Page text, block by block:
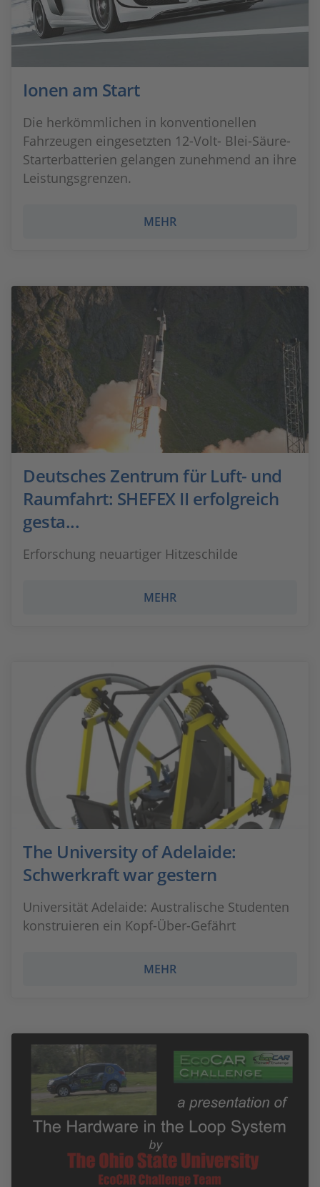
Ionen am Start
Die herkömmlichen in konventionellen
Fahrzeugen eingesetzten 12-Volt- Blei-Säure-
Starterbatterien gelangen zunehmend an ihre
Leistungsgrenzen.
MEHR
Deutsches Zentrum für Luft- und
Raumfahrt: SHEFEX II erfolgreich
gesta...
Erforschung neuartiger Hitzeschilde
MEHR
The University of Adelaide:
Schwerkraft war gestern
Universität Adelaide: Australische Studenten
konstruieren ein Kopf-Über-Gefährt
MEHR